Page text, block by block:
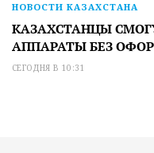
НОВОСТИ КАЗАХСТАНА
КАЗАХСТАНЦЫ
АППАРАТЫ БЕЗ
СЕГОДНЯ В 10:31